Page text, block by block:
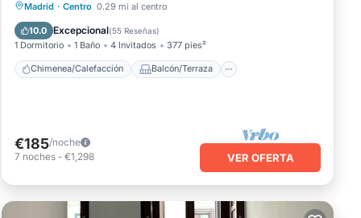
Madrid · Centro 0.29 mi al centro
10.0 Excepcional(55 Reseñas)
1 Dormitorio 1 Baño 4 Invitados 377 pies²
Chimenea/Calefacción Balcón/Terraza
Chimenea/Calefacción
Cocina
Aire acondicionado
€185/noche
7 noches - €1,298 VER OFERTA